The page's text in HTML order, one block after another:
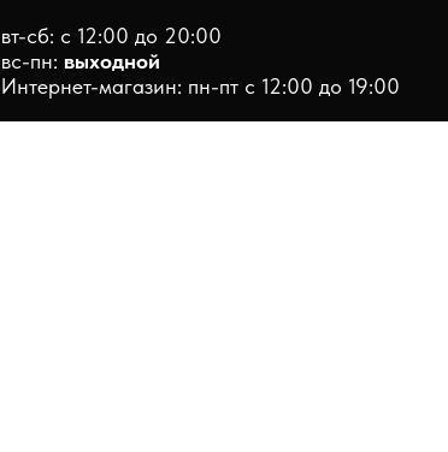
вт-сб: с 12:00 до 20:00
вс-пн: выходной
Интернет-магазин: пн-пт с 12:00 до 19:00